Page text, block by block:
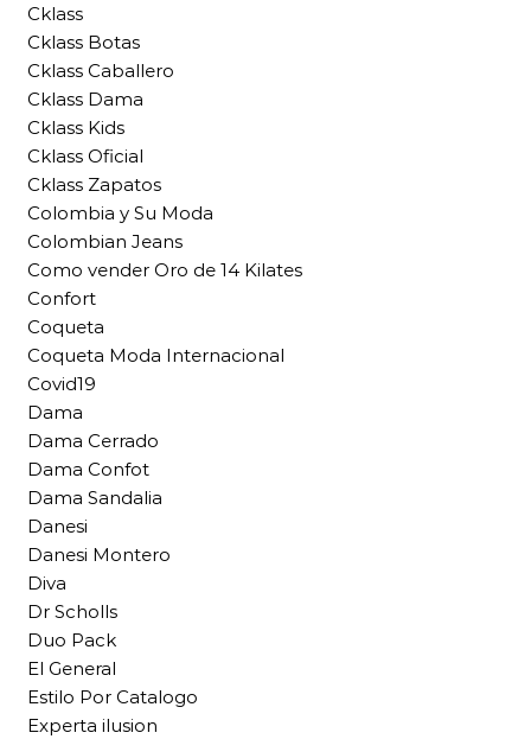
Cklass
Cklass Botas
Cklass Caballero
Cklass Dama
Cklass Kids
Cklass Oficial
Cklass Zapatos
Colombia y Su Moda
Colombian Jeans
Como vender Oro de 14 Kilates
Confort
Coqueta
Coqueta Moda Internacional
Covid19
Dama
Dama Cerrado
Dama Confot
Dama Sandalia
Danesi
Danesi Montero
Diva
Dr Scholls
Duo Pack
El General
Estilo Por Catalogo
Experta ilusion